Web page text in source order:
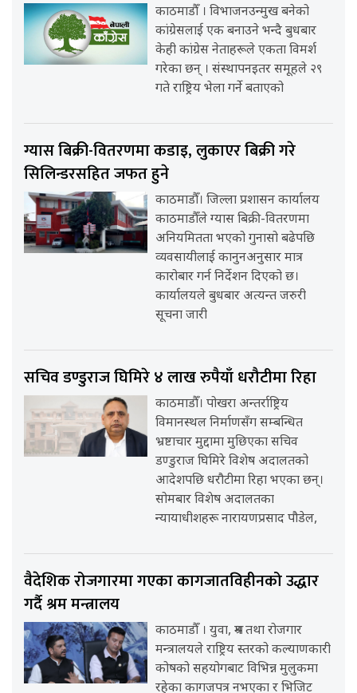
काठमाडौँ । विभाजनउन्मुख बनेको
कांग्रेसलाई एक बनाउने भन्दै बुधबार
केही कांग्रेस नेताहरूले एकता विमर्श
गरेका छन् । संस्थापनइतर समूहले २९
गते राष्ट्रिय भेला गर्ने बताएको
ग्यास बिक्री-वितरणमा कडाइ, लुकाएर बिक्री गरे
सिलिन्डरसहित जफत हुने
काठमाडौँ। जिल्ला प्रशासन कार्यालय
काठमाडौँले ग्यास बिक्री-वितरणमा
अनियमितता भएको गुनासो बढेपछि
व्यवसायीलाई कानुनअनुसार मात्र
कारोबार गर्न निर्देशन दिएको छ।
कार्यालयले बुधबार अत्यन्त जरुरी
सूचना जारी
सचिव डण्डुराज घिमिरे ४ लाख रुपैयाँ धरौटीमा रिहा
काठमाडौँ। पोखरा अन्तर्राष्ट्रिय
विमानस्थल निर्माणसँग सम्बन्धित
भ्रष्टाचार मुद्दामा मुछिएका सचिव
डण्डुराज घिमिरे विशेष अदालतको
आदेशपछि धरौटीमा रिहा भएका छन्।
सोमबार विशेष अदालतका
न्यायाधीशहरू नारायणप्रसाद पौडेल,
वैदेशिक रोजगारमा गएका कागजातविहीनको उद्धार
गर्दै श्रम मन्त्रालय
काठमाडौँ । युवा, श्रम तथा रोजगार
मन्त्रालयले राष्ट्रिय स्तरको कल्याणकारी
कोषको सहयोगबाट विभिन्न मुलुकमा
रहेका कागजपत्र नभएका र भिजिट